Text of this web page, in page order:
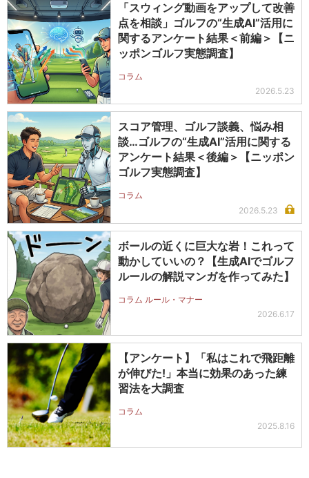
「スウィング動画をアップして改善
点を相談」ゴルフの“生成AI”活用に
関するアンケート結果＜前編＞【ニ
ッポンゴルフ実態調査】
コラム
2026.5.23
スコア管理、ゴルフ談義、悩み相
談…ゴルフの“生成AI”活用に関する
アンケート結果＜後編＞【ニッポン
ゴルフ実態調査】
コラム
2026.5.23
ボールの近くに巨大な岩！これって
動かしていいの？【生成AIでゴルフ
ルールの解説マンガを作ってみた】
コラム ルール・マナー
2026.6.17
【アンケート】「私はこれで飛距離
が伸びた!」本当に効果のあった練
習法を大調査
コラム
2025.8.16